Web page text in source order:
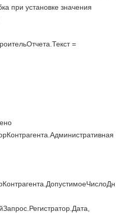
при установке значения
=